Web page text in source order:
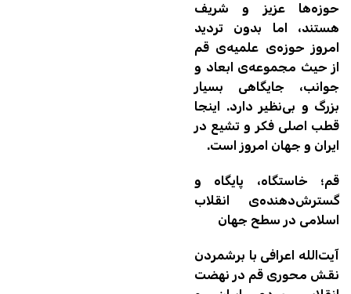
حوزه‌ها عزیز و شریف
هستند، اما بدون تردید
امروز حوزه‌ی علمیه‌ی قم
از حیث مجموعه‌ی ابعاد و
جوانب، جایگاهی بسیار
بزرگ و بی‌نظیر دارد. اینجا
قطب اصلی فکر و تشیع در
ایران و جهان امروز است.
قم؛ خاستگاه، پایگاه و
گسترش‌دهنده‌ی انقلاب
اسلامی در سطح جهان
آیت‌الله اعرافی با برشمردن
نقش محوری قم در نهضت